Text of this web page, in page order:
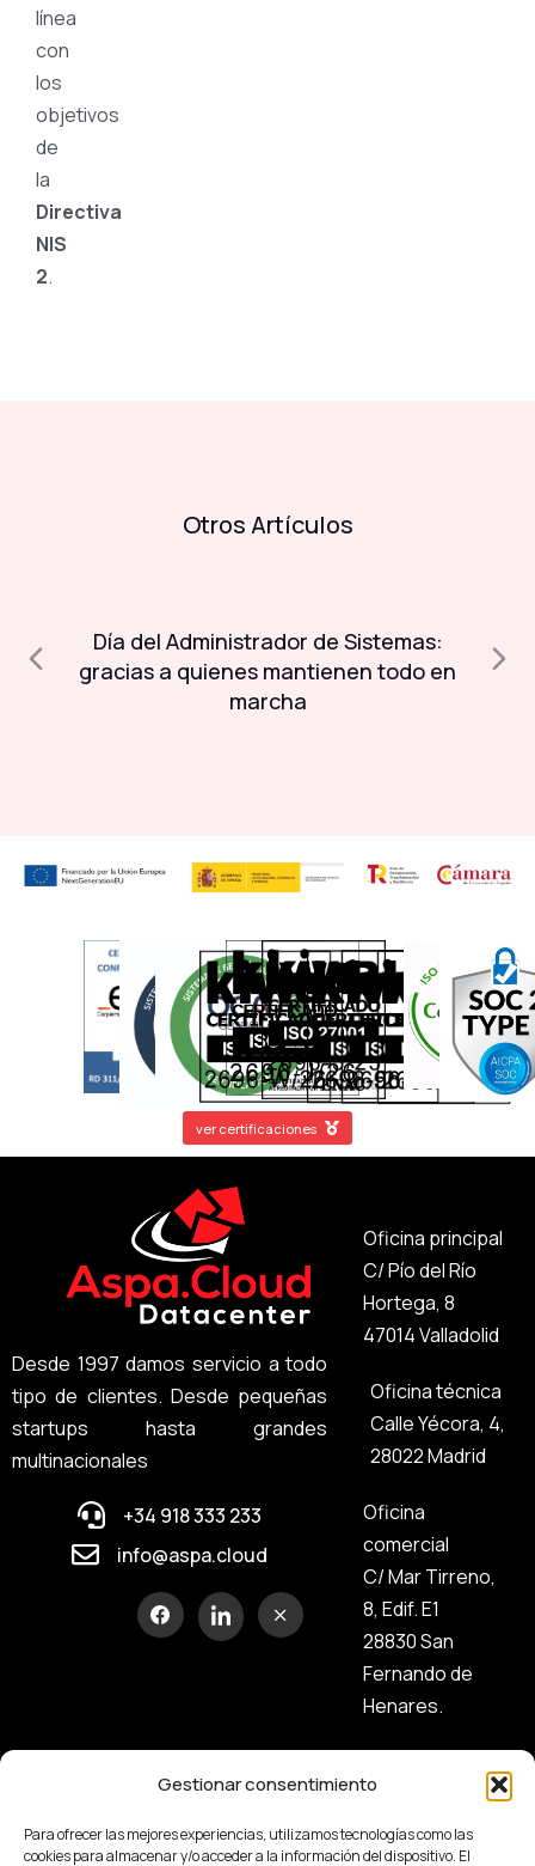
Gestionar consentimiento
Para ofrecer las mejores experiencias, utilizamos tecnologías como las
cookies para almacenar y/o acceder a la información del dispositivo. El
línea
con
los
objetivos
de
la
Directiva
NIS
2.
Otros Artículos
Día del Administrador de Sistemas:
gracias a quienes mantienen todo en
marcha
ver certificaciones
Desde 1997 damos servicio a todo
tipo de clientes. Desde pequeñas
startups hasta grandes
multinacionales
+34 918 333 233
info@aspa.cloud
Oficina principal
C/ Pío del Río
Hortega, 8
47014 Valladolid
Oficina técnica
Calle Yécora, 4,
28022 Madrid
Oficina
comercial
C/ Mar Tirreno,
8, Edif. E1
28830 San
Fernando de
Henares.